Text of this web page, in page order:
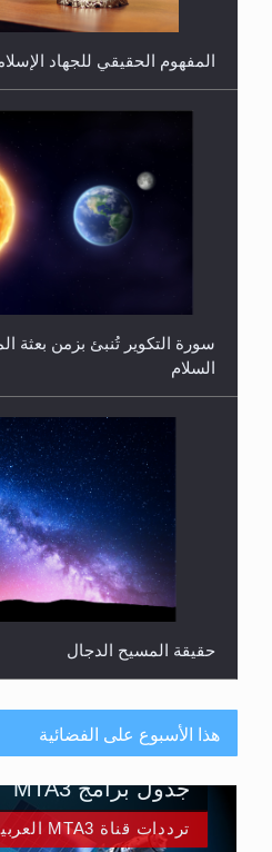
فتوى أمير المؤمنين الميرزا
أطفال الأنابيب وتحديد جنس
المفهوم الحقيقي للجهاد
سورة التكوير تُنبئ بزمن بعثة
السلام
حقيقة المسيح الدجال
هذا الأسبوع على الفضائية
ترددات قناة MTA3 العربية:
جدول برامج MTA3